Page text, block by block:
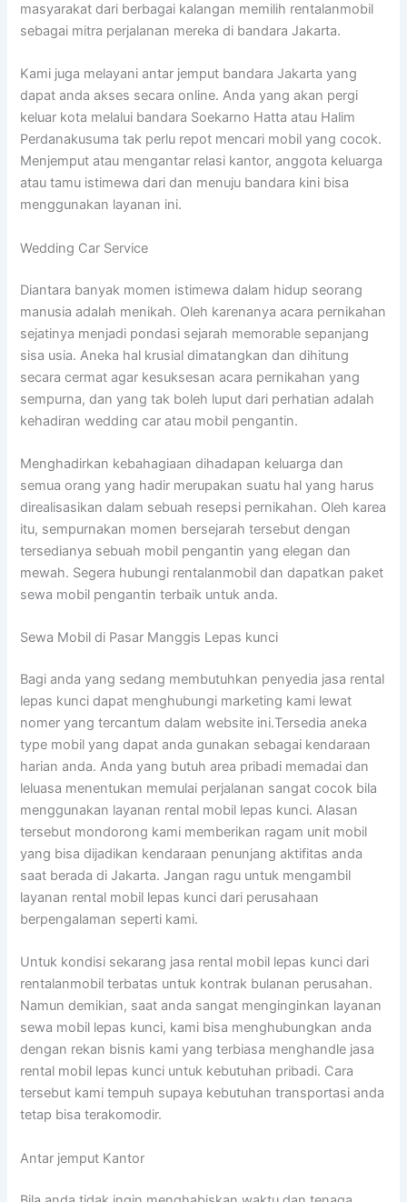
masyarakat dari berbagai kalangan memilih rentalanmobil
sebagai mitra perjalanan mereka di bandara Jakarta.
Kami juga melayani antar jemput bandara Jakarta yang
dapat anda akses secara online. Anda yang akan pergi
keluar kota melalui bandara Soekarno Hatta atau Halim
Perdanakusuma tak perlu repot mencari mobil yang cocok.
Menjemput atau mengantar relasi kantor, anggota keluarga
atau tamu istimewa dari dan menuju bandara kini bisa
menggunakan layanan ini.
Wedding Car Service
Diantara banyak momen istimewa dalam hidup seorang
manusia adalah menikah. Oleh karenanya acara pernikahan
sejatinya menjadi pondasi sejarah memorable sepanjang
sisa usia. Aneka hal krusial dimatangkan dan dihitung
secara cermat agar kesuksesan acara pernikahan yang
sempurna, dan yang tak boleh luput dari perhatian adalah
kehadiran wedding car atau mobil pengantin.
Menghadirkan kebahagiaan dihadapan keluarga dan
semua orang yang hadir merupakan suatu hal yang harus
direalisasikan dalam sebuah resepsi pernikahan. Oleh karea
itu, sempurnakan momen bersejarah tersebut dengan
tersedianya sebuah mobil pengantin yang elegan dan
mewah. Segera hubungi rentalanmobil dan dapatkan paket
sewa mobil pengantin terbaik untuk anda.
Sewa Mobil di Pasar Manggis Lepas kunci
Bagi anda yang sedang membutuhkan penyedia jasa rental
lepas kunci dapat menghubungi marketing kami lewat
nomer yang tercantum dalam website ini.Tersedia aneka
type mobil yang dapat anda gunakan sebagai kendaraan
harian anda. Anda yang butuh area pribadi memadai dan
leluasa menentukan memulai perjalanan sangat cocok bila
menggunakan layanan rental mobil lepas kunci. Alasan
tersebut mondorong kami memberikan ragam unit mobil
yang bisa dijadikan kendaraan penunjang aktifitas anda
saat berada di Jakarta. Jangan ragu untuk mengambil
layanan rental mobil lepas kunci dari perusahaan
berpengalaman seperti kami.
Untuk kondisi sekarang jasa rental mobil lepas kunci dari
rentalanmobil terbatas untuk kontrak bulanan perusahan.
Namun demikian, saat anda sangat menginginkan layanan
sewa mobil lepas kunci, kami bisa menghubungkan anda
dengan rekan bisnis kami yang terbiasa menghandle jasa
rental mobil lepas kunci untuk kebutuhan pribadi. Cara
tersebut kami tempuh supaya kebutuhan transportasi anda
tetap bisa terakomodir.
Antar jemput Kantor